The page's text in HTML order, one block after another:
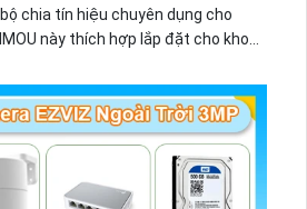
chia tín hiệu chuyên dụng cho
này thích hợp lắp đặt cho kho